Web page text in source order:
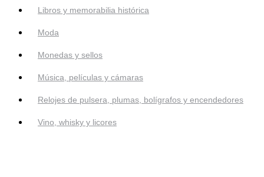
Libros y memorabilia histórica
Moda
Monedas y sellos
Música, películas y cámaras
Relojes de pulsera, plumas, bolígrafos y encendedores
Vino, whisky y licores